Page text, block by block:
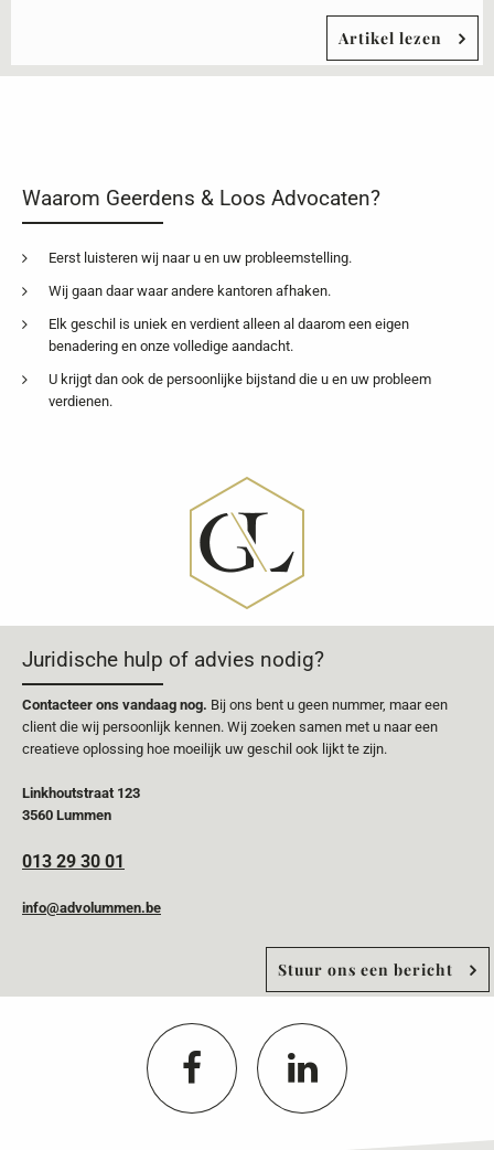
Artikel lezen
Waarom Geerdens & Loos Advocaten?
Eerst luisteren wij naar u en uw probleemstelling.
Wij gaan daar waar andere kantoren afhaken.
Elk geschil is uniek en verdient alleen al daarom een eigen
benadering en onze volledige aandacht.
U krijgt dan ook de persoonlijke bijstand die u en uw probleem
verdienen.
Juridische hulp of advies nodig?
Contacteer ons vandaag nog. Bij ons bent u geen nummer, maar een
client die wij persoonlijk kennen. Wij zoeken samen met u naar een
creatieve oplossing hoe moeilijk uw geschil ook lijkt te zijn.
Linkhoutstraat 123
3560 Lummen
013 29 30 01
info@advolummen.be
Stuur ons een bericht